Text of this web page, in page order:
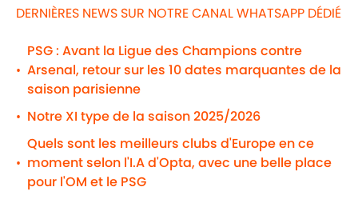
DERNIÈRES NEWS SUR NOTRE CANAL WHATSAPP DÉDIÉ
•
PSG : Avant la Ligue des Champions contre
Arsenal, retour sur les 10 dates marquantes de la
saison parisienne
• Notre XI type de la saison 2025/2026
•
Quels sont les meilleurs clubs d'Europe en ce
moment selon l'I.A d'Opta, avec une belle place
pour l'OM et le PSG